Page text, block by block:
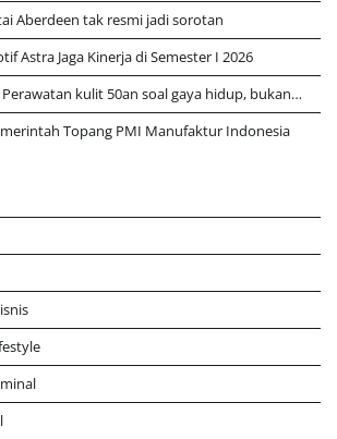
Aberdeen tak resmi jadi sorotan
Astra Jaga Kinerja di Semester I 2026
Perawatan kulit 50an soal gaya hidup, bukan…
Topang PMI Manufaktur Indonesia